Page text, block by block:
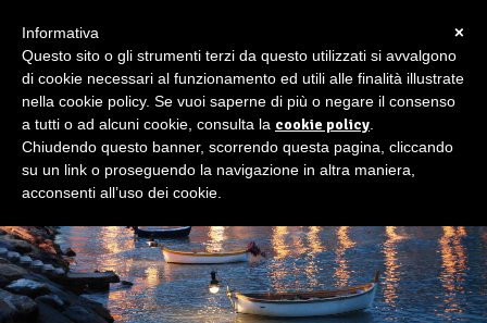
×
Informativa
Questo sito o gli strumenti terzi da questo utilizzati si avvalgono
di cookie necessari al funzionamento ed utili alle finalità illustrate
nella cookie policy. Se vuoi saperne di più o negare il consenso
a tutti o ad alcuni cookie, consulta la cookie policy
Chiudendo questo banner, scorrendo questa pagina, cliccando
su un link o proseguendo la navigazione in altra maniera,
acconsenti all’uso dei cookie.